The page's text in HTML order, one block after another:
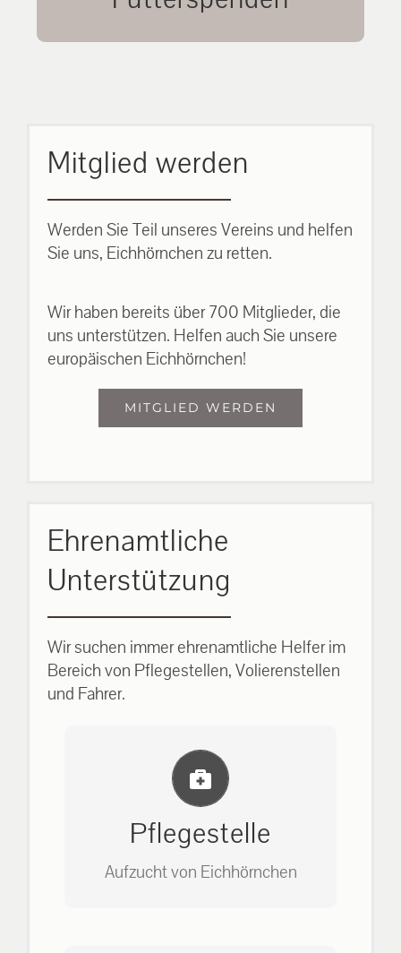
unsere Eichhörnchen.
Mitglied werden
Werden Sie Teil unseres Vereins und helfen
Sie uns, Eichhörnchen zu retten.
Wir haben bereits über 700 Mitglieder, die
uns unterstützen. Helfen auch Sie unsere
europäischen Eichhörnchen!
MITGLIED WERDEN
Ehrenamtliche
Unterstützung
Wir suchen immer ehrenamtliche Helfer im
Bereich von Pflegestellen, Volierenstellen
und Fahrer.
Pflegestelle
Aufzucht von Eichhörnchen
Einlernung und Infos